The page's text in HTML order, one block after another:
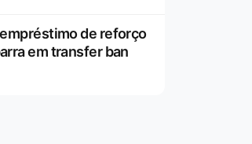
de reforço
em transfer ban